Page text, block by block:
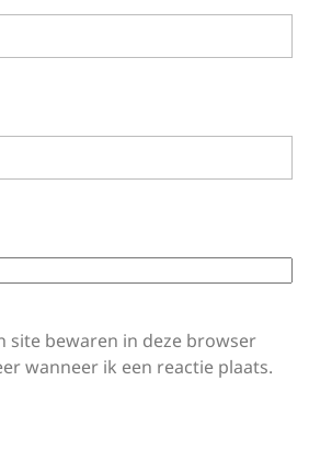
site bewaren in deze browser
wanneer ik een reactie plaats.